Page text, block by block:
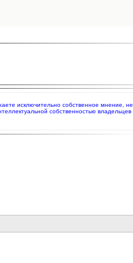
исключительно собственное мнение, не
собственностью владельцев